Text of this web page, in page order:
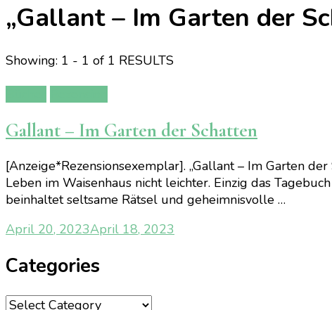
„Gallant – Im Garten der
Showing: 1 - 1 of 1 RESULTS
Gallant – Im Garten der Schatten
[Anzeige*Rezensionsexemplar]. „Gallant – Im Garten
Leben im Waisenhaus nicht leichter. Einzig das
beinhaltet seltsame Rätsel und geheimnisvolle …
April 20, 2023April 18, 2023
Categories
Categories